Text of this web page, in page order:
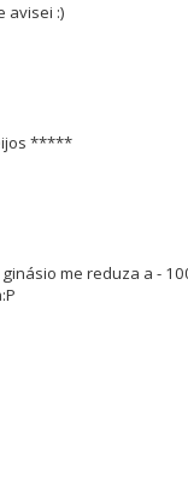
avisei :)
*****
me reduza a -